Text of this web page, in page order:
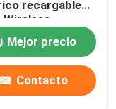
recargable
Wireless
Waterproof
Mejor precio
Contacto